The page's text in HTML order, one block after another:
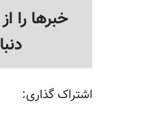
خبرها را
اشتراک گذاری: